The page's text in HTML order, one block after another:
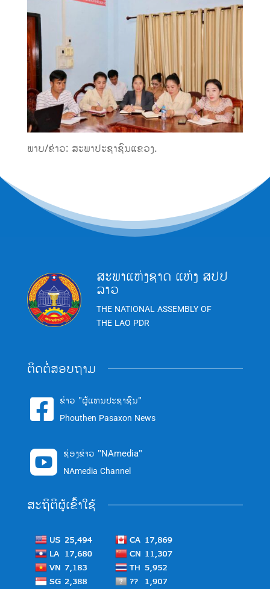
ພາບ/ຂ່າວ: ສະພາປະຊາຊົນແຂວງ.
ສະພາແຫ່ງຊາດ ແຫ່ງ ສປປ
ລາວ
THE NATIONAL ASSEMBLY OF
THE LAO PDR
ຕິດຕໍ່ສອບຖາມ
 ຂ່າວ "ຜູ້ແທນປະຊາຊົນ"
Phouthen Pasaxon News
 ຊ່ອງຂ່າວ "NAmedia"
NAmedia Channel
ສະຖິຕິຜູ້ເຂົ້າໃຊ້